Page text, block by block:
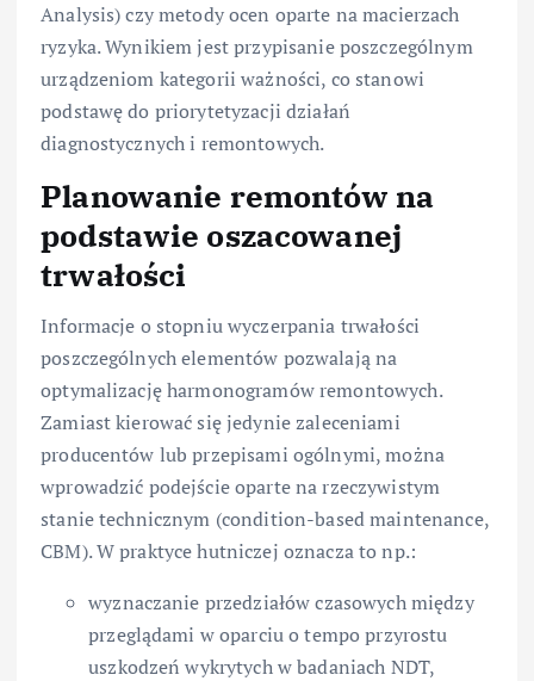
Analysis) czy metody ocen oparte na macierzach
ryzyka. Wynikiem jest przypisanie poszczególnym
urządzeniom kategorii ważności, co stanowi
podstawę do priorytetyzacji działań
diagnostycznych i remontowych.
Planowanie remontów na
podstawie oszacowanej
trwałości
Informacje o stopniu wyczerpania trwałości
poszczególnych elementów pozwalają na
optymalizację harmonogramów remontowych.
Zamiast kierować się jedynie zaleceniami
producentów lub przepisami ogólnymi, można
wprowadzić podejście oparte na rzeczywistym
stanie technicznym (condition-based maintenance,
CBM). W praktyce hutniczej oznacza to np.:
wyznaczanie przedziałów czasowych między
przeglądami w oparciu o tempo przyrostu
uszkodzeń wykrytych w badaniach NDT,